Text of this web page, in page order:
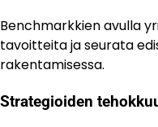
Benchmarkkien avulla
tavoitteita ja seurata
rakentamisessa.
Strategioiden